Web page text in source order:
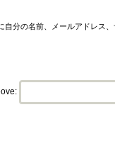
自分の名前、メールアドレス